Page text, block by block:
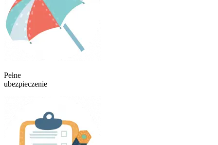
Pełne
ubezpieczenie